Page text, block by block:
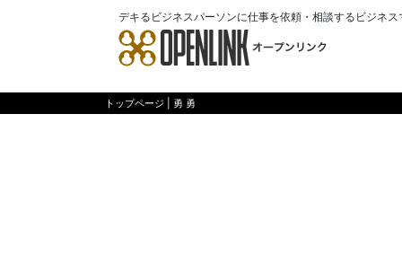
デキるビジネスパーソンに仕事を依頼・相談するビジネス
トップページ | 勇 勇